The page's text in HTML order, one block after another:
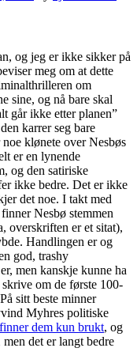
og jeg er ikke sikker på
meg om at dette
om
sine, og nå bare skal
går ikke etter planen”
karrer seg bare
klønete over Nesbøs
er en lynende
og den satiriske
ikke bedre. Det er ikke
det noe. I takt med
Nesbø stemmen
overskriften er et sitat),
Handlingen er og
god, trashy
men kanskje kunne ha
om de første 100-
sitt beste minner
Myhres politiske
finner dem kun brukt, og
det er langt bedre